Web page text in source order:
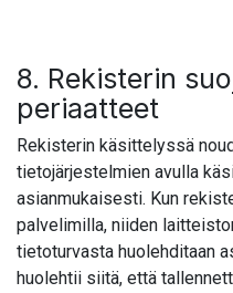
8. Rekisterin
periaatteet
Rekisterin käsittelyssä
tietojärjestelmien avulla
asianmukaisesti. Kun
palvelimilla, niiden
tietoturvasta huolehditaan
huolehtii siitä, että